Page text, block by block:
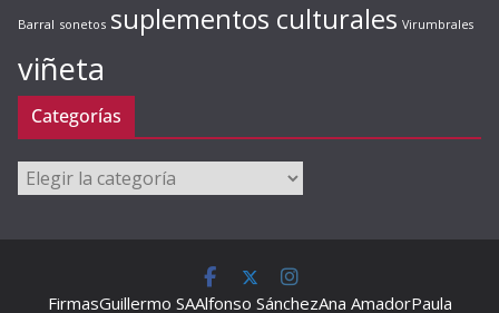
Barral sonetos suplementos culturales Virumbrales
viñeta
Categorías
Categorías
FirmasGuillermo SAAlfonso SánchezAna AmadorPaula